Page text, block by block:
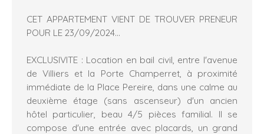
CET APPARTEMENT VIENT DE TROUVER PRENEUR
POUR LE 23/09/2024...
EXCLUSIVITE : Location en bail civil, entre l'avenue
de Villiers et la Porte Champerret, à proximité
immédiate de la Place Pereire, dans une calme au
deuxième étage (sans ascenseur) d'un ancien
hôtel particulier, beau 4/5 pièces familial. Il se
compose d'une entrée avec placards, un grand